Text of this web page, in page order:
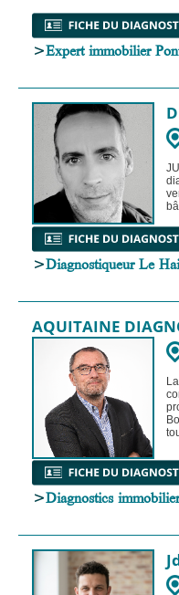
>Expert immobilier
>Diagnostiqueur Le
AQUITAINE
>Diagnostics